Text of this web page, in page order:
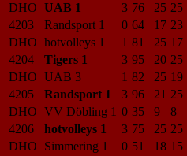
DHO UAB 1 3 76 25 25
4203
Randsport 1 0 64 17 23
DHO hotvolleys 1 1 81 25 17
4204
Tigers 1 3 95 20 25
DHO UAB 3 1 82 25 19
4205
Randsport 1 3 96 21 25
DHO VV Döbling 1 0 35 9 8
4206
hotvolleys 1 3 75 25 25
DHO
Simmering 1 0 51 18 15